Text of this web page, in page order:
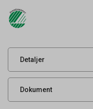
Detaljer
Tidigare artikelnummer
Leverantörens
UNSPSC
Dokument
Säkerhetsdatablad